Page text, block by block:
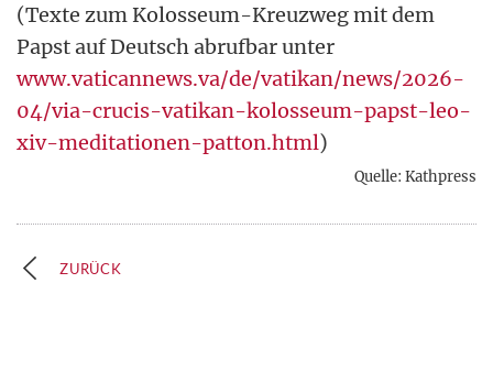
(Texte zum Kolosseum-Kreuzweg mit dem
Papst auf Deutsch abrufbar unter
www.vaticannews.va/de/vatikan/news/2026-
04/via-crucis-vatikan-kolosseum-papst-leo-
xiv-meditationen-patton.html)
Quelle: Kathpress
ZURÜCK